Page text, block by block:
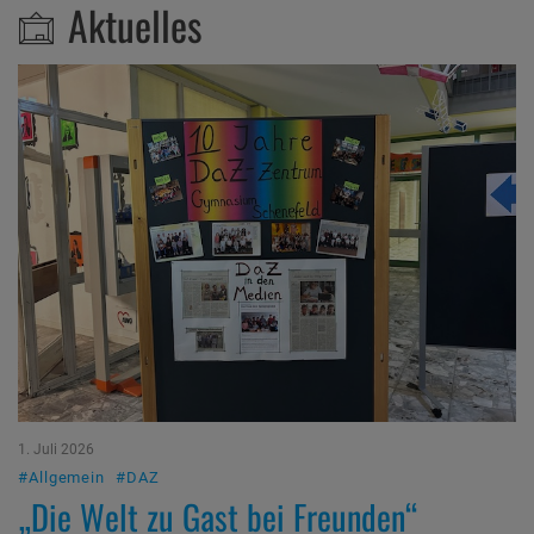
Aktuelles
1. Juli 2026
#Allgemein #DAZ
„Die Welt zu Gast bei Freunden“